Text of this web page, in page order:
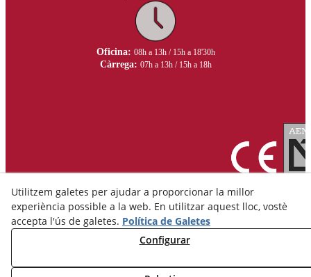
Oficina: 08h a 13h / 15h a 18'30h
Càrrega: 07h a 13h / 15h a 18h
Utilitzem galetes per ajudar a proporcionar la millor
experiència possible a la web. En utilitzar aquest lloc, vostè
accepta l'ús de galetes. Política de Galetes
Configurar